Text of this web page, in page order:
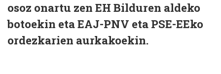
osoz onartu zen EH Bilduren aldeko
botoekin eta EAJ-PNV eta PSE-EEko
ordezkarien aurkakoekin.